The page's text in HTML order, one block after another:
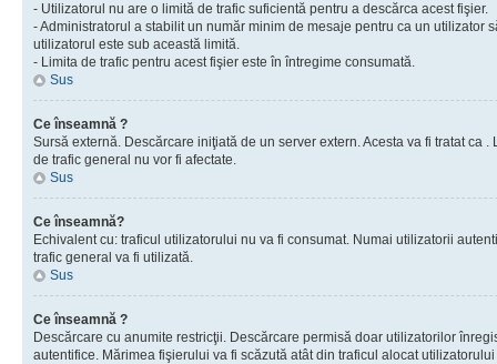
- Utilizatorul nu are o limită de trafic suficientă pentru a descărca acest fişier.
- Administratorul a stabilit un număr minim de mesaje pentru ca un utilizator
utilizatorul este sub această limită.
- Limita de trafic pentru acest fişier este în întregime consumată.
Sus
Ce înseamnă ?
Sursă externă. Descărcare iniţiată de un server extern. Acesta va fi tratat ca
de trafic general nu vor fi afectate.
Sus
Ce înseamnă?
Echivalent cu: traficul utilizatorului nu va fi consumat. Numai utilizatorii
trafic general va fi utilizată.
Sus
Ce înseamnă ?
Descărcare cu anumite restricţii. Descărcare permisă doar utilizatorilor
autentifice. Mărimea fişierului va fi scăzută atât din traficul alocat